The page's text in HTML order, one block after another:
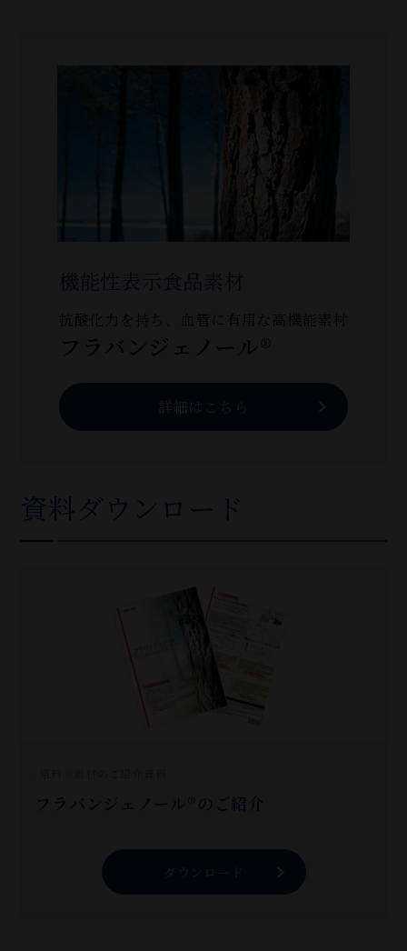
機能性表示食品素材
抗酸化力を持ち、血管に有用な高機能素材
フラバンジェノール®
詳細はこちら
資料ダウンロード
フラバンジェノール®のご紹介
ダウンロード